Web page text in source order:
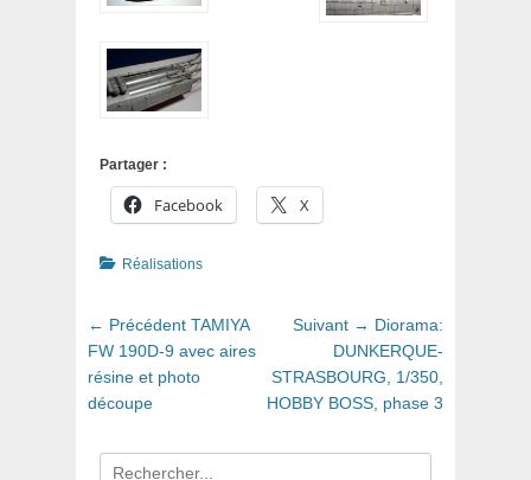
Partager :
Facebook X
Catégories
Réalisations
Navigation
de
l’article
← Précédent Article
précédent
:
TAMIYA
FW 190D-9 avec aires
résine et photo
découpe
Suivant → Article
suivant
:
Diorama:
DUNKERQUE-
STRASBOURG, 1/350,
HOBBY BOSS, phase 3
Recherche